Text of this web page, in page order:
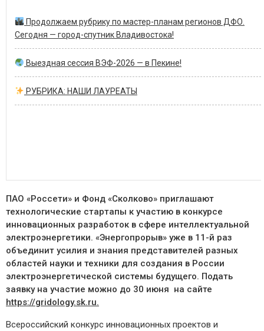
Продолжаем рубрику по мастер-планам регионов ДФО.
Сегодня — город-спутник Владивостока!
Выездная сессия ВЭФ-2026 — в Пекине!
РУБРИКА: НАШИ ЛАУРЕАТЫ
ПАО «Россети» и Фонд «Сколково» приглашают
технологические стартапы к участию в конкурсе
инновационных разработок в сфере интеллектуальной
электроэнергетики. «Энергопрорыв» уже в 11-й раз
объединит усилия и знания представителей разных
областей науки и техники для создания в России
электроэнергетической системы будущего. Подать
заявку на участие можно до 30 июня на сайте
https://gridology.sk.ru.
Всероссийский конкурс инновационных проектов и